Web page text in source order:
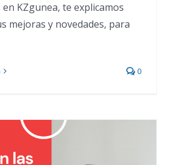
KZgunea, te explicamos
mejoras y novedades, para
0